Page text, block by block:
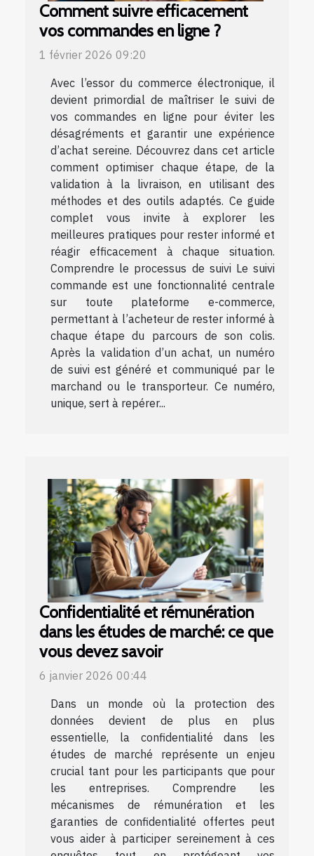
Comment suivre efficacement
vos commandes en ligne ?
1 février 2026 09:20
Avec l’essor du commerce électronique, il
devient primordial de maîtriser le suivi de
vos commandes en ligne pour éviter les
désagréments et garantir une expérience
d’achat sereine. Découvrez dans cet article
comment optimiser chaque étape, de la
validation à la livraison, en utilisant des
méthodes et des outils adaptés. Ce guide
complet vous invite à explorer les
meilleures pratiques pour rester informé et
réagir efficacement à chaque situation.
Comprendre le processus de suivi Le suivi
commande est une fonctionnalité centrale
sur toute plateforme e-commerce,
permettant à l’acheteur de rester informé à
chaque étape du parcours de son colis.
Après la validation d’un achat, un numéro
de suivi est généré et communiqué par le
marchand ou le transporteur. Ce numéro,
unique, sert à repérer...
Confidentialité et rémunération
dans les études de marché: ce que
vous devez savoir
6 janvier 2026 00:44
Dans un monde où la protection des
données devient de plus en plus
essentielle, la confidentialité dans les
études de marché représente un enjeu
crucial tant pour les participants que pour
les entreprises. Comprendre les
mécanismes de rémunération et les
garanties de confidentialité offertes peut
vous aider à participer sereinement à ces